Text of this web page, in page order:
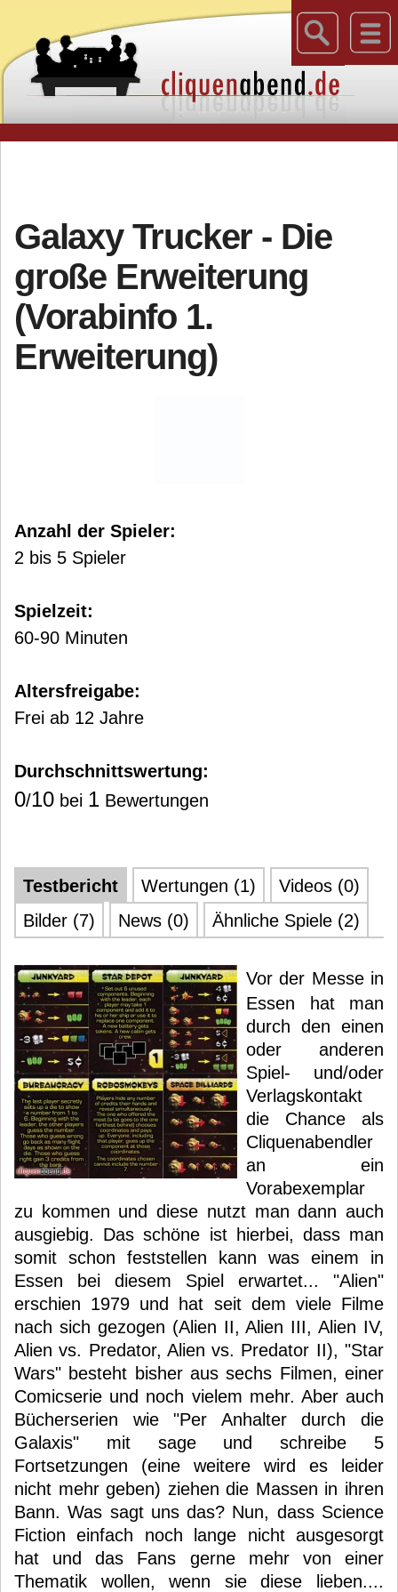
Galaxy Trucker - Die
große Erweiterung
(Vorabinfo 1.
Erweiterung)
Anzahl der Spieler:
2 bis 5 Spieler
Spielzeit:
60-90 Minuten
Altersfreigabe:
Frei ab 12 Jahre
Durchschnittswertung:
0/10 bei 1 Bewertungen
Testbericht Wertungen (1)
Videos (0)
Bilder (7)
News (0) Ähnliche Spiele (2)
Vor der Messe in
Essen hat man
durch den einen
oder anderen
Spiel- und/oder
Verlagskontakt
die Chance als
Cliquenabendler
an ein
Vorabexemplar
zu kommen und diese nutzt man dann auch
ausgiebig. Das schöne ist hierbei, dass man
somit schon feststellen kann was einem in
Essen bei diesem Spiel erwartet... "Alien"
erschien 1979 und hat seit dem viele Filme
nach sich gezogen (Alien II, Alien III, Alien IV,
Alien vs. Predator, Alien vs. Predator II), "Star
Wars" besteht bisher aus sechs Filmen, einer
Comicserie und noch vielem mehr. Aber auch
Bücherserien wie "Per Anhalter durch die
Galaxis" mit sage und schreibe 5
Fortsetzungen (eine weitere wird es leider
nicht mehr geben) ziehen die Massen in ihren
Bann. Was sagt uns das? Nun, dass Science
Fiction einfach noch lange nicht ausgesorgt
hat und das Fans gerne mehr von einer
Thematik wollen, wenn sie diese lieben....